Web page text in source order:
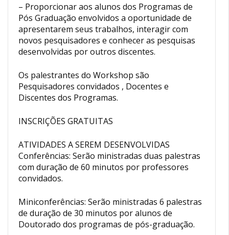
– Proporcionar aos alunos dos Programas de
Pós Graduação envolvidos a oportunidade de
apresentarem seus trabalhos, interagir com
novos pesquisadores e conhecer as pesquisas
desenvolvidas por outros discentes.
Os palestrantes do Workshop são
Pesquisadores convidados , Docentes e
Discentes dos Programas.
INSCRIÇÕES GRATUITAS
ATIVIDADES A SEREM DESENVOLVIDAS
Conferências: Serão ministradas duas palestras
com duração de 60 minutos por professores
convidados.
Miniconferências: Serão ministradas 6 palestras
de duração de 30 minutos por alunos de
Doutorado dos programas de pós-graduação.